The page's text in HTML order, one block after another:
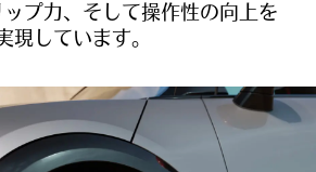
プ力、そして操作性の向上を
現しています。